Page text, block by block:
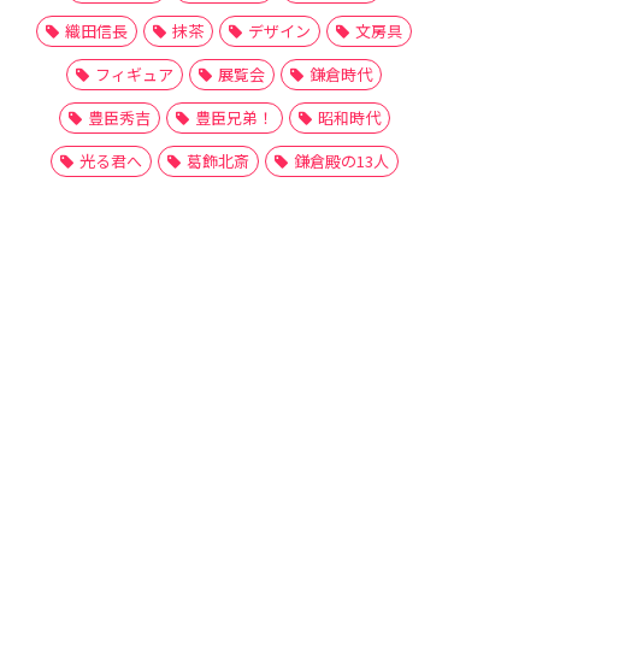
織田信長
抹茶 デザイン
文房具
フィギュア
展覧会
鎌倉時代
豊臣秀吉
豊臣兄弟！
昭和時代
光る君へ
葛飾北斎 鎌倉殿の13人